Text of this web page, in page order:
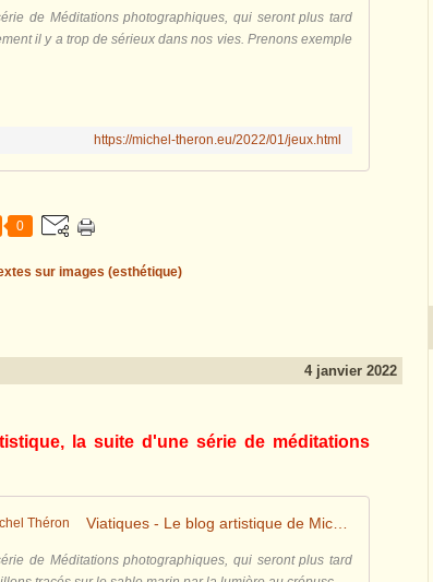
de Méditations photographiques, qui seront plus tard
il y a trop de sérieux dans nos vies. Prenons exemple
https://michel-theron.eu/2022/01/jeux.html
0
sur images (esthétique)
4 janvier 2022
la suite d'une série de méditations
de Méditations photographiques, qui seront plus tard